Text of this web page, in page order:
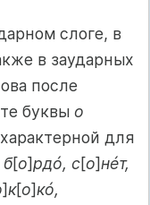
слоге, в
в заударных
после
буквы о
для
б[о]рдó, с[о]нéт,
]к[о]кó,